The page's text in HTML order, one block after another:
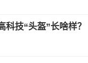
技“头盔”长啥样？